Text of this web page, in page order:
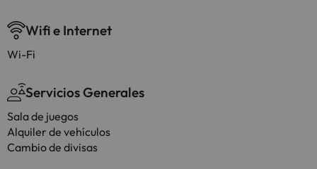
Wifi e Internet
Wi-Fi
Servicios Generales
Sala de juegos
Alquiler de vehículos
Cambio de divisas